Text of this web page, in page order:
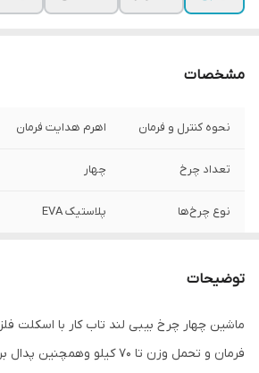
مشخصات
نحوه کنترل و فرمان اهرم هدایت فرمان
تعداد چرخ چهار
نوع چرخ‌ها پلاستیک EVA
سایر توضیحات
توضیحات
ماشین چهار چرخ بیبی لند تاب کار با اسکلت
فرمان و تحمل وزن تا 70 کیلو